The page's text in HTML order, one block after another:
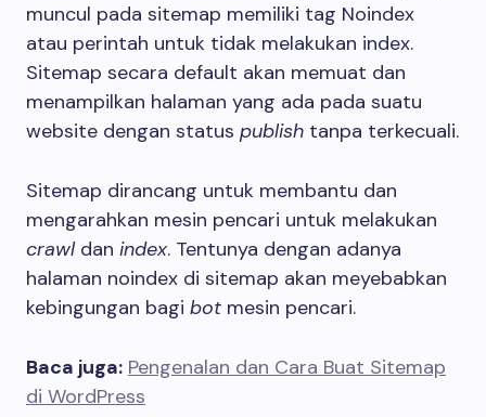
muncul pada sitemap memiliki tag Noindex
atau perintah untuk tidak melakukan index.
Sitemap secara default akan memuat dan
menampilkan halaman yang ada pada suatu
website dengan status publish tanpa terkecuali.
Sitemap dirancang untuk membantu dan
mengarahkan mesin pencari untuk melakukan
crawldan index. Tentunya dengan adanya
halaman noindex di sitemap akan meyebabkan
kebingungan bagi bot mesin pencari.
Baca juga: Pengenalan dan Cara Buat Sitemap
di WordPress